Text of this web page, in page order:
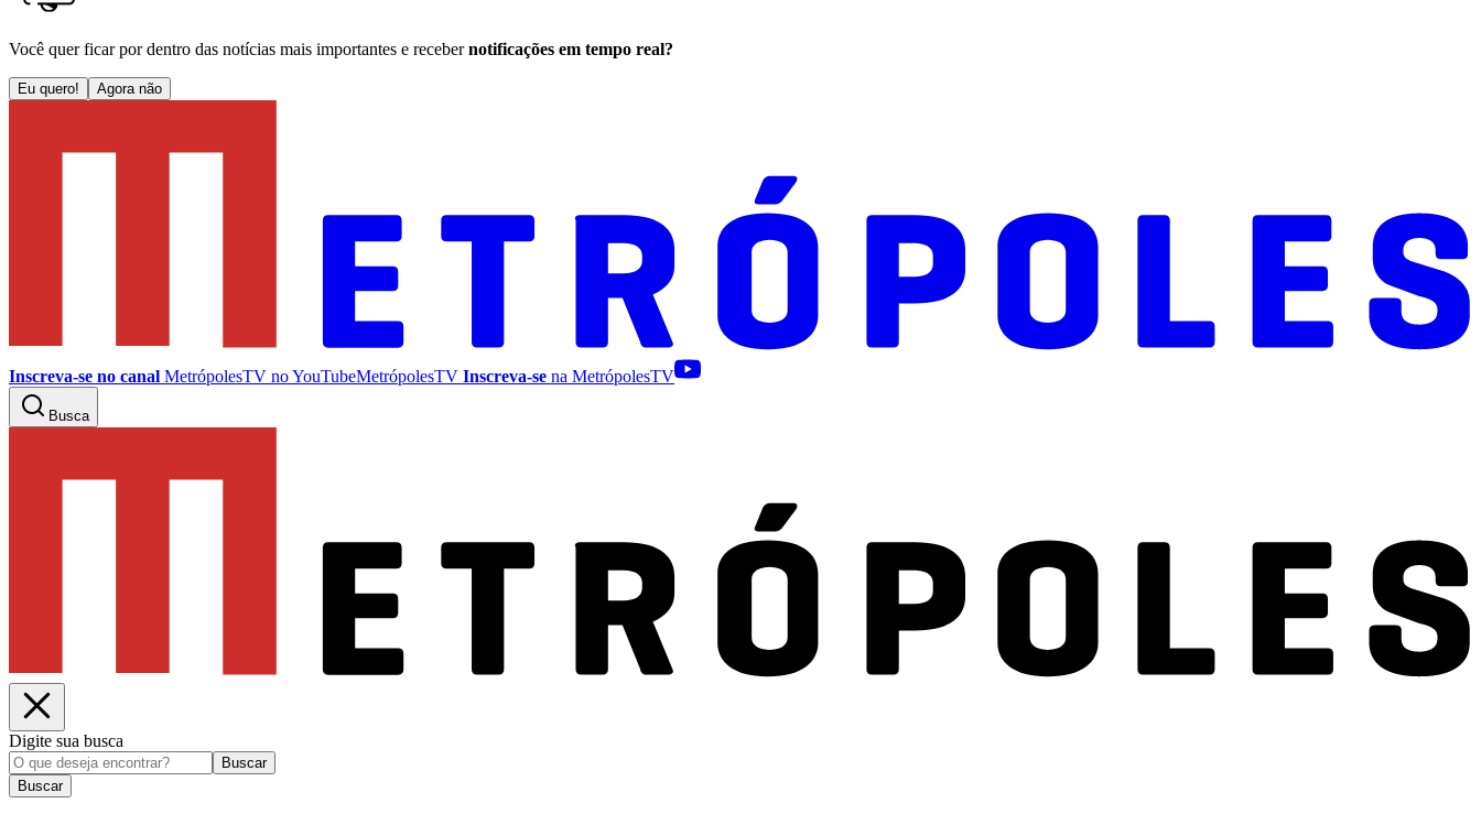
Você quer ficar por dentro das notícias mais importantes e receber notificações em tempo real?
Eu quero! Agora não
Inscreva-se no canal MetrópolesTV noYouTubeMetrópolesTV Inscreva-se na MetrópolesTV
Busca
Digite sua busca
Buscar
Buscar